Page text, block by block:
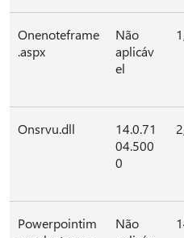
Onenoteframe
.aspx
Não
aplicáv
el
Onsrvu.dll
14.0.71
04.500
0
Powerpointim
Não